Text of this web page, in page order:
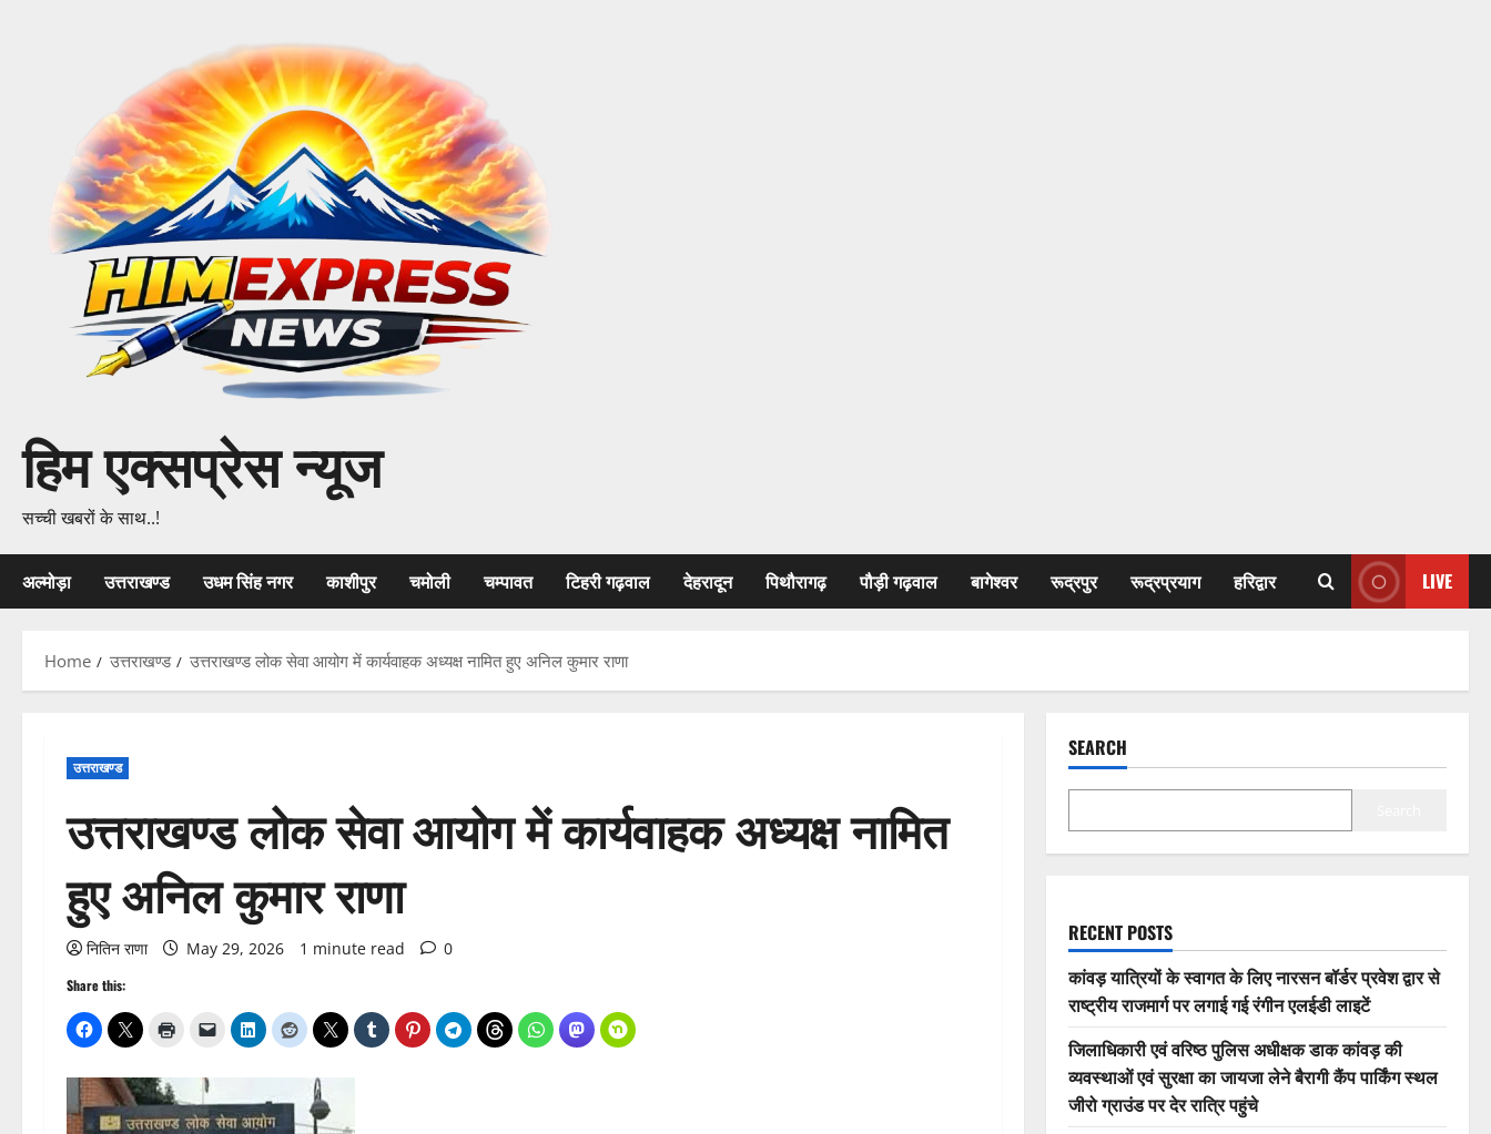
हिम एक्सप्रेस न्यूज
सच्ची खबरों के साथ..!
अल्मोड़ा उत्तराखण्ड उधम सिंह नगर काशीपुर चमोली चम्पावत टिहरी गढ़वाल देहरादून पिथौरागढ़ पौड़ी गढ़वाल बागेश्वर रूद्रपुर रूद्रप्रयाग हरिद्वार LIVE
Home उत्तराखण्ड उत्तराखण्ड लोक सेवा आयोग में कार्यवाहक अध्यक्ष नामित हुए अनिल कुमार राणा
उत्तराखण्ड
उत्तराखण्ड लोक सेवा आयोग में कार्यवाहक अध्यक्ष नामित
हुए अनिल कुमार राणा
नितिन राणा May 29, 2026 1 minute read 0
Share this:
SEARCH
RECENT POSTS
कांवड़ यात्रियों के स्वागत के लिए नारसन बॉर्डर प्रवेश द्वार से
राष्ट्रीय राजमार्ग पर लगाई गई रंगीन एलईडी लाइटें
जिलाधिकारी एवं वरिष्ठ पुलिस अधीक्षक डाक कांवड़ की
व्यवस्थाओं एवं सुरक्षा का जायजा लेने बैरागी कैंप पार्किंग स्थल
जीरो ग्राउंड पर देर रात्रि पहुंचे